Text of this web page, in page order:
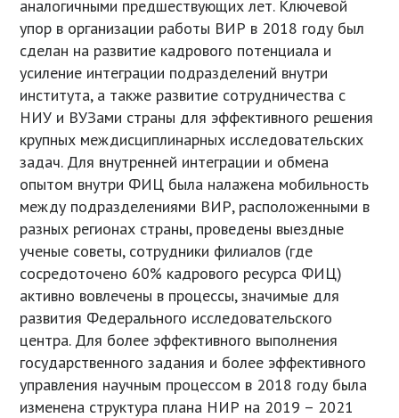
аналогичными предшествующих лет. Ключевой
упор в организации работы ВИР в 2018 году был
сделан на развитие кадрового потенциала и
усиление интеграции подразделений внутри
института, а также развитие сотрудничества с
НИУ и ВУЗами страны для эффективного решения
крупных междисциплинарных исследовательских
задач. Для внутренней интеграции и обмена
опытом внутри ФИЦ была налажена мобильность
между подразделениями ВИР, расположенными в
разных регионах страны, проведены выездные
ученые советы, сотрудники филиалов (где
сосредоточено 60% кадрового ресурса ФИЦ)
активно вовлечены в процессы, значимые для
развития Федерального исследовательского
центра. Для более эффективного выполнения
государственного задания и более эффективного
управления научным процессом в 2018 году была
изменена структура плана НИР на 2019 – 2021